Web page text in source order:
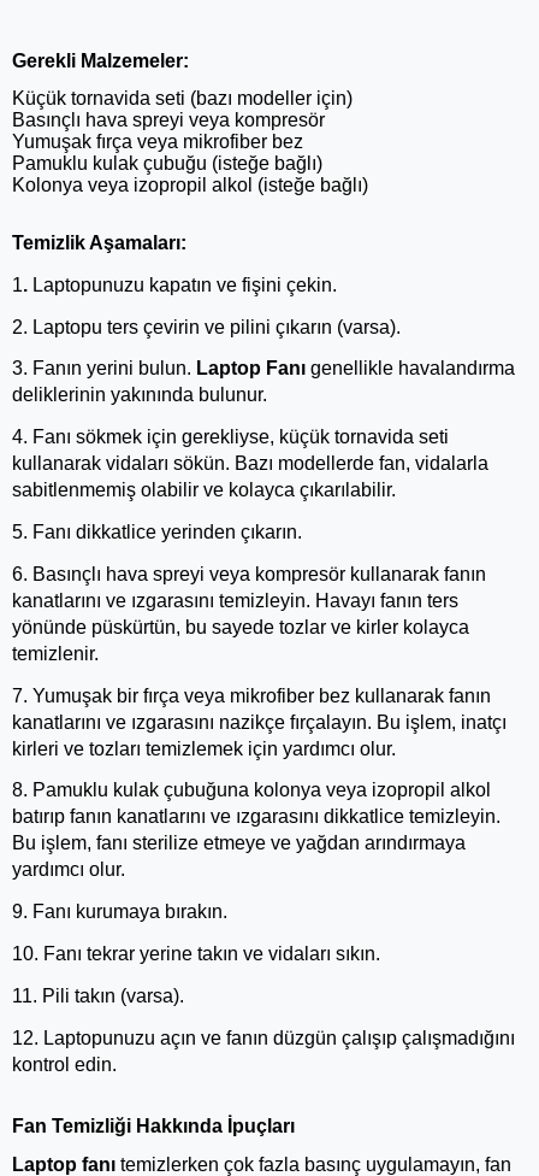
Gerekli Malzemeler:
Küçük tornavida seti (bazı modeller için)
Basınçlı hava spreyi veya kompresör
Yumuşak fırça veya mikrofiber bez
Pamuklu kulak çubuğu (isteğe bağlı)
Kolonya veya izopropil alkol (isteğe bağlı)
Temizlik Aşamaları:
1. Laptopunuzu kapatın ve fişini çekin.
2. Laptopu ters çevirin ve pilini çıkarın (varsa).
3. Fanın yerini bulun. Laptop Fanı genellikle havalandırma
deliklerinin yakınında bulunur.
4. Fanı sökmek için gerekliyse, küçük tornavida seti
kullanarak vidaları sökün. Bazı modellerde fan, vidalarla
sabitlenmemiş olabilir ve kolayca çıkarılabilir.
5. Fanı dikkatlice yerinden çıkarın.
6. Basınçlı hava spreyi veya kompresör kullanarak fanın
kanatlarını ve ızgarasını temizleyin. Havayı fanın ters
yönünde püskürtün, bu sayede tozlar ve kirler kolayca
temizlenir.
7. Yumuşak bir fırça veya mikrofiber bez kullanarak fanın
kanatlarını ve ızgarasını nazikçe fırçalayın. Bu işlem, inatçı
kirleri ve tozları temizlemek için yardımcı olur.
8. Pamuklu kulak çubuğuna kolonya veya izopropil alkol
batırıp fanın kanatlarını ve ızgarasını dikkatlice temizleyin.
Bu işlem, fanı sterilize etmeye ve yağdan arındırmaya
yardımcı olur.
9. Fanı kurumaya bırakın.
10. Fanı tekrar yerine takın ve vidaları sıkın.
11. Pili takın (varsa).
12. Laptopunuzu açın ve fanın düzgün çalışıp çalışmadığını
kontrol edin.
Fan Temizliği Hakkında İpuçları
Laptop fanı temizlerken çok fazla basınç uygulamayın, fan